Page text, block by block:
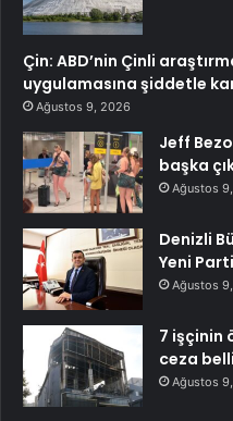
Çin: ABD’nin Çinli
uygulamasına şiddetle
Ağustos 9, 2026
Jeff
başka
Ağustos
Denizli
Yeni
Ağustos
7 işçinin
ceza
Ağustos